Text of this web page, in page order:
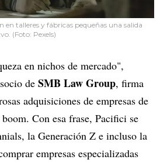
en talleres y fábricas pequeñas una salida
(Foto: Pexels)
en nichos de mercado",
de SMB Law Group, firma
adquisiciones de empresas de
Con esa frase, Pacifici se
la Generación Z e incluso la
empresas especializadas